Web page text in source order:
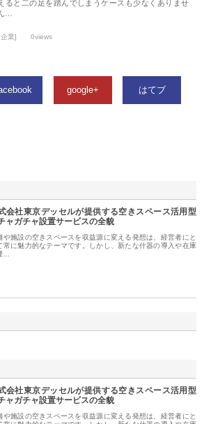
ると二の足を踏んでしまうケースも少なくありませ
…
業] 0views
google+ はてブ
会社東京デッセルが提供する空きスペース活用型
ャガチャ設置サービスの全貌
や施設の空きスペースを収益源に変える発想は、経営者にと
常に魅力的なテーマです。しかし、新たな什器の導入や在庫
…
会社東京デッセルが提供する空きスペース活用型
ャガチャ設置サービスの全貌
や施設の空きスペースを収益源に変える発想は、経営者にと